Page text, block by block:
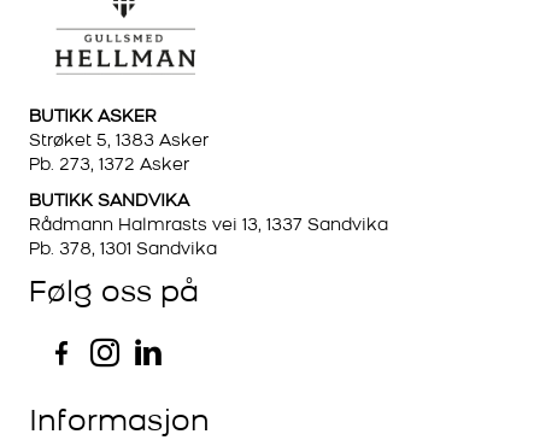
BUTIKK ASKER
Strøket 5, 1383 Asker
Pb. 273, 1372 Asker
BUTIKK SANDVIKA
Rådmann Halmrasts vei 13, 1337 Sandvika
Pb. 378, 1301 Sandvika
Følg oss på
Informasjon